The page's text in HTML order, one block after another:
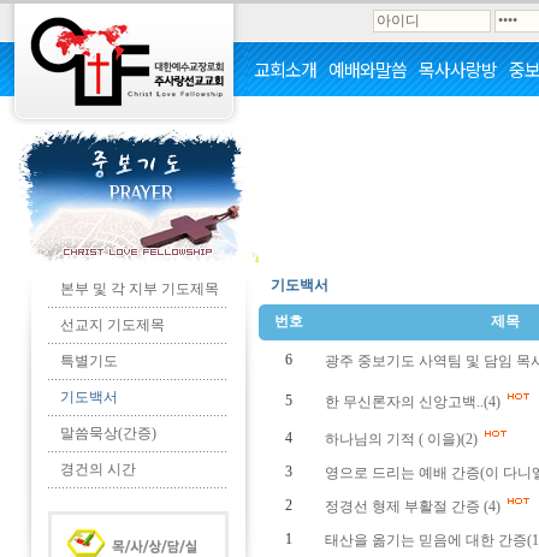
교회소개 예배와말씀 목사사랑방 중
본부 및 각 지부 기도제목
선교지 기도제목
특별기도
기도백서
말씀묵상(간증)
경건의 시간
기도백서
번호 제목
6 광주 중보기도 사역팀 및 담임 목
5 한 무신론자의 신앙고백..(4)
4
하나님의 기적 ( 이을)(2)
3
영으로 드리는 예배 간증(이 다니
2
정경선 형제 부활절 간증 (4)
1
태산을 옮기는 믿음에 대한 간증